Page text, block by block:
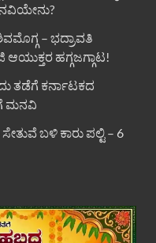
– ಭದ್ರಾವತಿ
ಆಯುಕ್ತರ ಹಗ್ಗಜಗ್ಗಾಟ!
ತಡೆಗೆ ಕರ್ನಾಟಕದ
ಮನವಿ
ಬಳಿ ಕಾರು ಪಲ್ಟಿ – 6